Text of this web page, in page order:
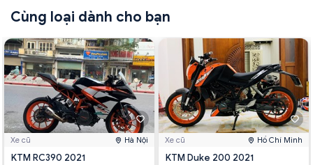
Cùng loại dành cho bạn
Xe cũ Hà Nội
KTM RC390 2021
Xe cũ Hồ Chí Minh
KTM Duke 200 2021